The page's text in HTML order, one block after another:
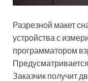
Разрезной макет
устройства с
программатором
Заказчик получит